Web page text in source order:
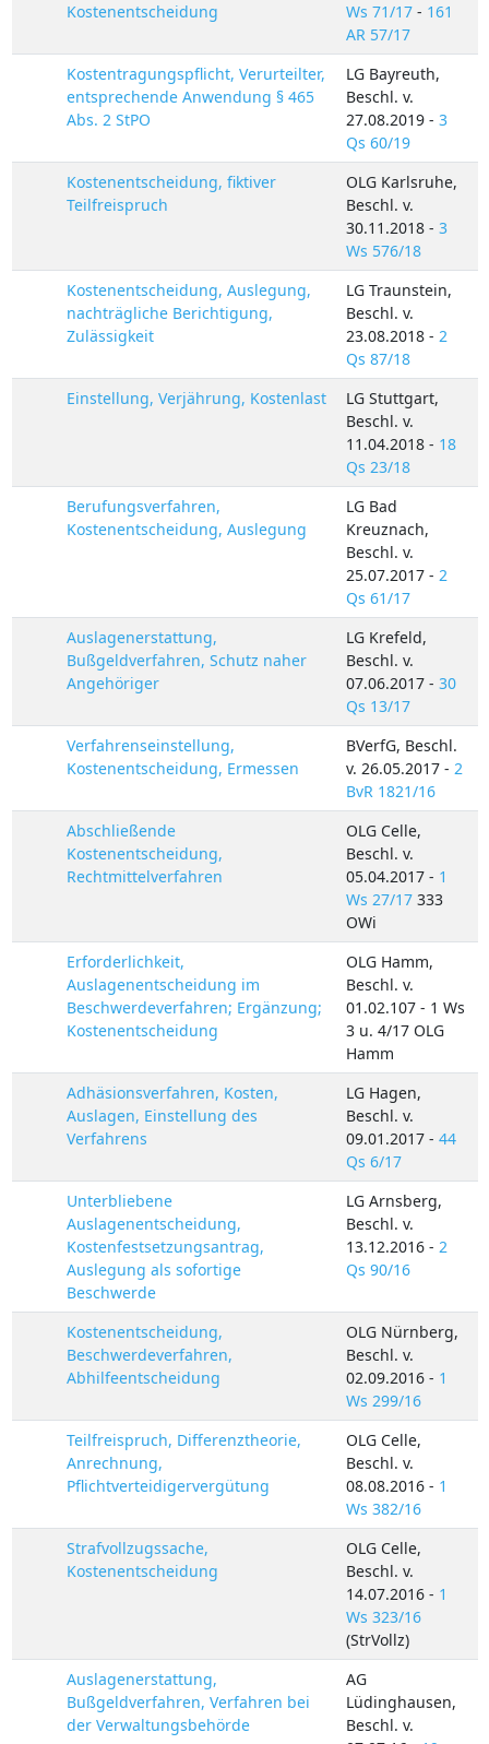
Kostenentscheidung Ws 71/17- 161
AR 57/17
Kostentragungspflicht, Verurteilter,
entsprechende Anwendung § 465
Abs. 2 StPO
LG Bayreuth,
Beschl. v.
27.08.2019 - 3
Qs 60/19
Kostenentscheidung, fiktiver
Teilfreispruch
OLG Karlsruhe,
Beschl. v.
30.11.2018 - 3
Ws 576/18
Kostenentscheidung, Auslegung,
nachträgliche Berichtigung,
Zulässigkeit
LG Traunstein,
Beschl. v.
23.08.2018 - 2
Qs 87/18
Einstellung, Verjährung, Kostenlast
LG Stuttgart,
Beschl. v.
11.04.2018 - 18
Qs 23/18
Berufungsverfahren,
Kostenentscheidung, Auslegung
LG Bad
Kreuznach,
Beschl. v.
25.07.2017 - 2
Qs 61/17
Auslagenerstattung,
Bußgeldverfahren, Schutz naher
Angehöriger
LG Krefeld,
Beschl. v.
07.06.2017 - 30
Qs 13/17
Verfahrenseinstellung,
Kostenentscheidung, Ermessen
BVerfG, Beschl.
v. 26.05.2017 - 2
BvR 1821/16
Abschließende
Kostenentscheidung,
Rechtmittelverfahren
OLG Celle,
Beschl. v.
05.04.2017 - 1
Ws 27/17333
OWi
Erforderlichkeit,
Auslagenentscheidung im
Beschwerdeverfahren; Ergänzung;
Kostenentscheidung
OLG Hamm,
Beschl. v.
01.02.107 - 1 Ws
3 u. 4/17 OLG
Hamm
Adhäsionsverfahren, Kosten,
Auslagen, Einstellung des
Verfahrens
LG Hagen,
Beschl. v.
09.01.2017 - 44
Qs 6/17
Unterbliebene
Auslagenentscheidung,
Kostenfestsetzungsantrag,
Auslegung als sofortige
Beschwerde
LG Arnsberg,
Beschl. v.
13.12.2016 - 2
Qs 90/16
Kostenentscheidung,
Beschwerdeverfahren,
Abhilfeentscheidung
OLG Nürnberg,
Beschl. v.
02.09.2016 - 1
Ws 299/16
Teilfreispruch, Differenztheorie,
Anrechnung,
Pflichtverteidigervergütung
OLG Celle,
Beschl. v.
08.08.2016 - 1
Ws 382/16
Strafvollzugssache,
Kostenentscheidung
OLG Celle,
Beschl. v.
14.07.2016 - 1
Ws 323/16
(StrVollz)
Auslagenerstattung,
Bußgeldverfahren, Verfahren bei
der Verwaltungsbehörde
AG
Lüdinghausen,
Beschl. v.